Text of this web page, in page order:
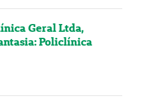
Geral Ltda,
Policlínica